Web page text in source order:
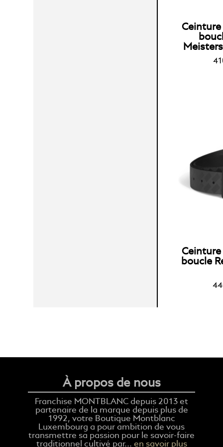
Ceinture
Ceinture
boucle
À propos de nous
Franchise MONTBLANC depuis 2013 et
partenaire de la marque depuis plus de
1992, votre Boutique Montblanc
Luxembourg a pour ambition de vous
transmettre sa passion pour le savoir-faire
traditionnel cultivé par... en savoir plus